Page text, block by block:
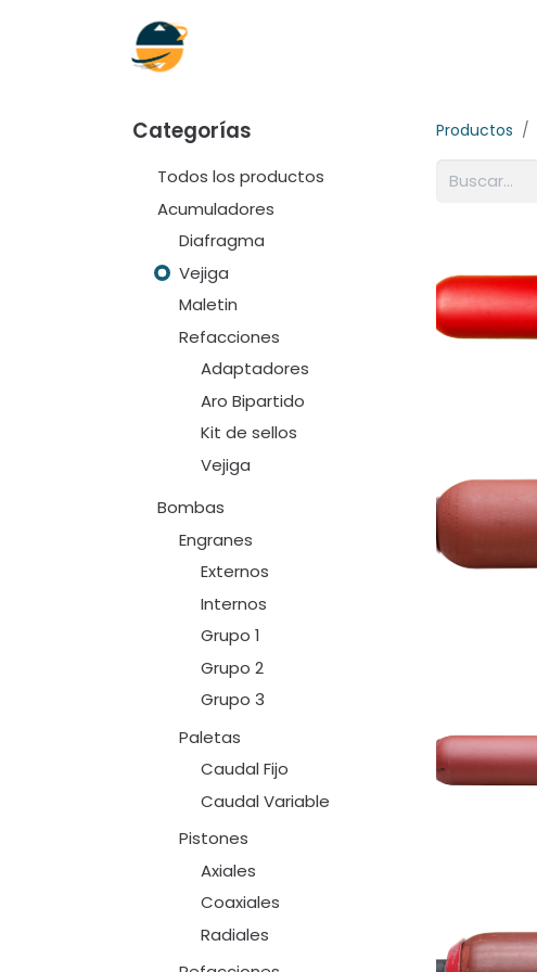
Categorías
Todos los productos
Acumuladores
Diafragma
Vejiga
Maletin
Refacciones
Adaptadores
Aro Bipartido
Kit de sellos
Vejiga
Bombas
Engranes
Externos
Internos
Grupo 1
Grupo 2
Grupo 3
Paletas
Caudal Fijo
Caudal Variable
Pistones
Axiales
Coaxiales
Radiales
Productos